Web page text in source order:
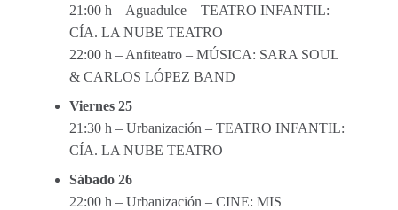
21:00 h – Aguadulce – TEATRO INFANTIL:
CÍA. LA NUBE TEATRO
22:00 h – Anfiteatro – MÚSICA: SARA SOUL
& CARLOS LÓPEZ BAND
Viernes 25
21:30 h – Urbanización – TEATRO INFANTIL:
CÍA. LA NUBE TEATRO
Sábado 26
22:00 h – Urbanización – CINE: MIS